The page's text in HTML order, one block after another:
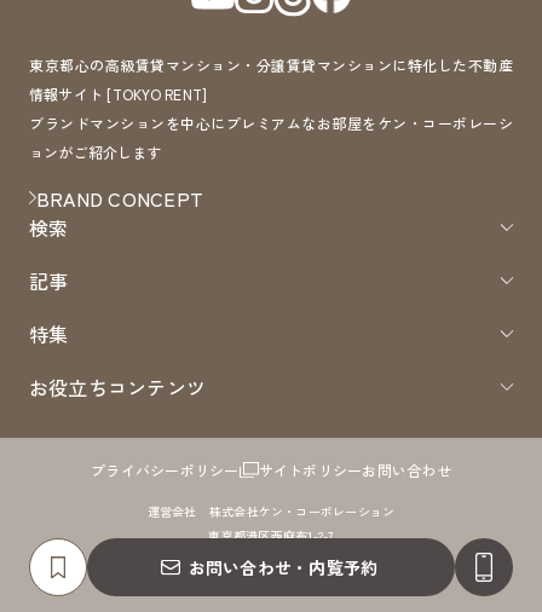
お問い合わせ・内覧予約
東京都心の高級賃貸マンション・分譲賃貸マンションに特化した不動産
情報サイト [TOKYO RENT]
ブランドマンションを中心にプレミアムなお部屋をケン・コーポレーシ
ョンがご紹介します
BRAND CONCEPT
検索
記事
特集
お役立ちコンテンツ
プライバシーポリシー サイトポリシーお問い合わせ
運営会社 株式会社ケン・コーポレーション
東京都港区西麻布1-2-7
免許番号：国土交通大臣（8）第4372号 取引形態：仲介